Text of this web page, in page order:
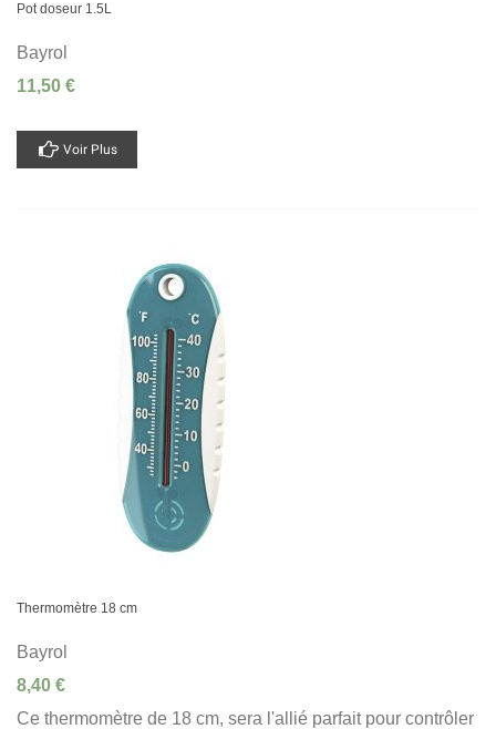
Pot doseur 1.5L
Bayrol
11,50 €
Voir Plus
Thermomètre 18 cm
Bayrol
8,40 €
Ce thermomètre de 18 cm, sera l'allié parfait pour contrôler